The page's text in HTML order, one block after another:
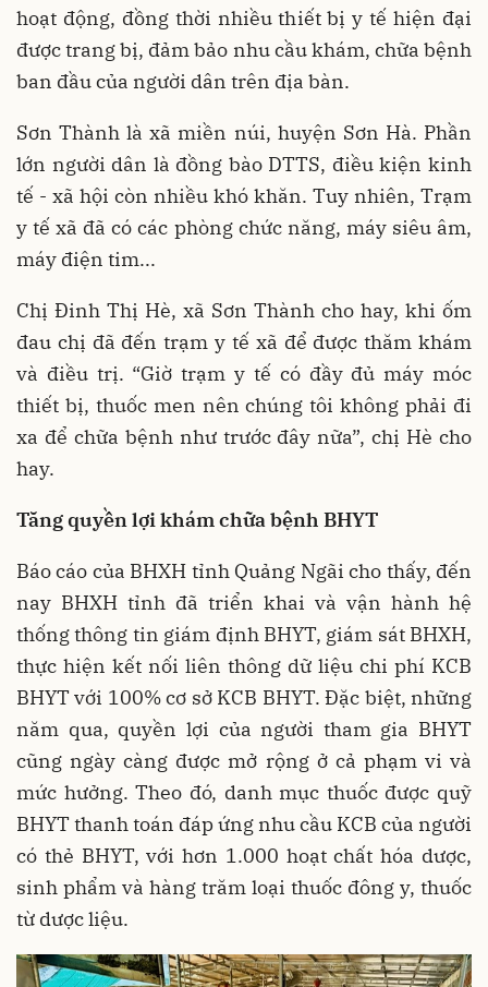
hoạt động, đồng thời nhiều thiết bị y tế hiện đại
được trang bị, đảm bảo nhu cầu khám, chữa bệnh
ban đầu của người dân trên địa bàn.
Sơn Thành là xã miền núi, huyện Sơn Hà. Phần
lớn người dân là đồng bào DTTS, điều kiện kinh
tế - xã hội còn nhiều khó khăn. Tuy nhiên, Trạm
y tế xã đã có các phòng chức năng, máy siêu âm,
máy điện tim...
Chị Đinh Thị Hè, xã Sơn Thành cho hay, khi ốm
đau chị đã đến trạm y tế xã để được thăm khám
và điều trị. “Giờ trạm y tế có đầy đủ máy móc
thiết bị, thuốc men nên chúng tôi không phải đi
xa để chữa bệnh như trước đây nữa”, chị Hè cho
hay.
Tăng quyền lợi khám chữa bệnh BHYT
Báo cáo của BHXH tỉnh Quảng Ngãi cho thấy, đến
nay BHXH tỉnh đã triển khai và vận hành hệ
thống thông tin giám định BHYT, giám sát BHXH,
thực hiện kết nối liên thông dữ liệu chi phí KCB
BHYT với 100% cơ sở KCB BHYT. Đặc biệt, những
năm qua, quyền lợi của người tham gia BHYT
cũng ngày càng được mở rộng ở cả phạm vi và
mức hưởng. Theo đó, danh mục thuốc được quỹ
BHYT thanh toán đáp ứng nhu cầu KCB của người
có thẻ BHYT, với hơn 1.000 hoạt chất hóa dược,
sinh phẩm và hàng trăm loại thuốc đông y, thuốc
từ dược liệu.